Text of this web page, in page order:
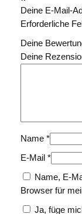
Deine E-Mail-
Erforderliche
Deine
Deine
Name *
E-Mail *
Name, E-
Browser für
Ja, füge